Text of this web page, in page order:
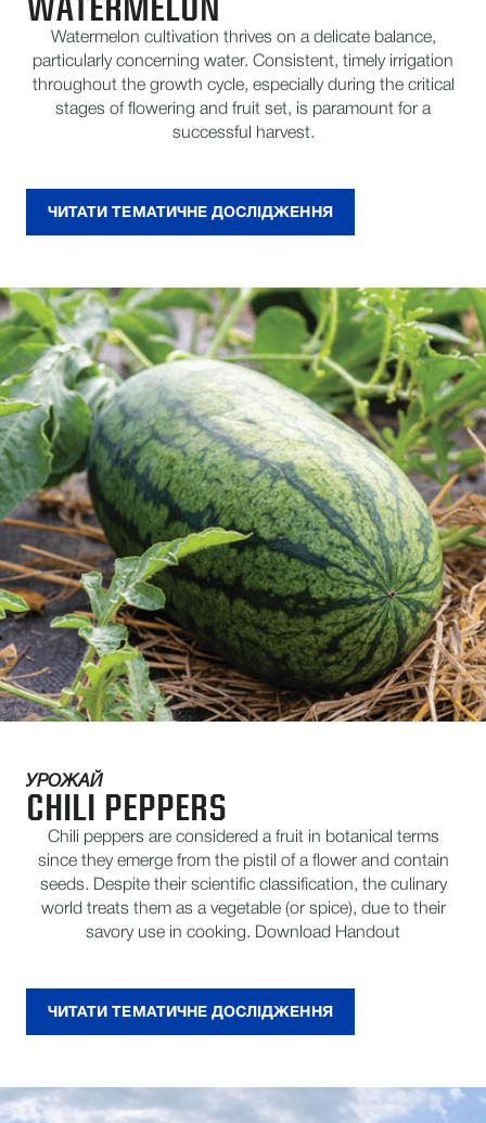
Watermelon cultivation thrives on a delicate balance,
particularly concerning water. Consistent, timely irrigation
throughout the growth cycle, especially during the critical
stages of flowering and fruit set, is paramount for a
successful harvest.
ЧИТАТИ ТЕМАТИЧНЕ ДОСЛІДЖЕННЯ
УРОЖАЙ
CHILI PEPPERS
Chili peppers are considered a fruit in botanical terms
since they emerge from the pistil of a flower and contain
seeds. Despite their scientific classification, the culinary
world treats them as a vegetable (or spice), due to their
savory use in cooking. Download Handout
ЧИТАТИ ТЕМАТИЧНЕ ДОСЛІДЖЕННЯ